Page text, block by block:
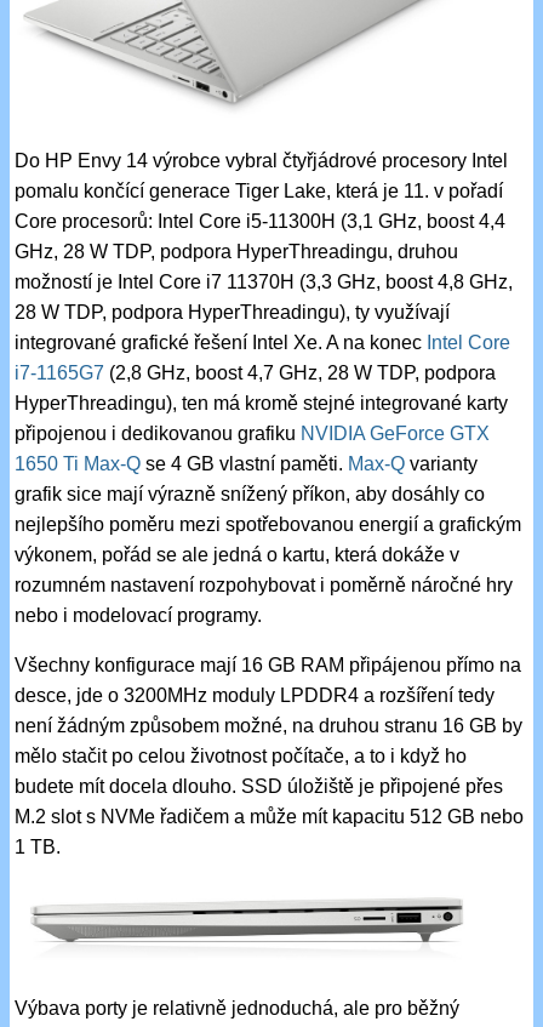
Do HP Envy 14 výrobce vybral čtyřjádrové procesory Intel
pomalu končící generace Tiger Lake, která je 11. v pořadí
Core procesorů: Intel Core i5-11300H (3,1 GHz, boost 4,4
GHz, 28 W TDP, podpora HyperThreadingu, druhou
možností je Intel Core i7 11370H (3,3 GHz, boost 4,8 GHz,
28 W TDP, podpora HyperThreadingu), ty využívají
integrované grafické řešení Intel Xe. A na konec Intel Core
i7-1165G7 (2,8 GHz, boost 4,7 GHz, 28 W TDP, podpora
HyperThreadingu), ten má kromě stejné integrované karty
připojenou i dedikovanou grafiku NVIDIA GeForce GTX
1650 Ti Max-Q se 4 GB vlastní paměti. Max-Q varianty
grafik sice mají výrazně snížený příkon, aby dosáhly co
nejlepšího poměru mezi spotřebovanou energií a grafickým
výkonem, pořád se ale jedná o kartu, která dokáže v
rozumném nastavení rozpohybovat i poměrně náročné hry
nebo i modelovací programy.
Všechny konfigurace mají 16 GB RAM připájenou přímo na
desce, jde o 3200MHz moduly LPDDR4 a rozšíření tedy
není žádným způsobem možné, na druhou stranu 16 GB by
mělo stačit po celou životnost počítače, a to i když ho
budete mít docela dlouho. SSD úložiště je připojené přes
M.2 slot s NVMe řadičem a může mít kapacitu 512 GB nebo
1 TB.
Výbava porty je relativně jednoduchá, ale pro běžný